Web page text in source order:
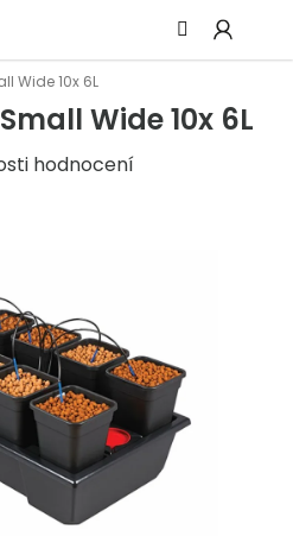
Wide 10x 6L
Wide 10x 6L
hodnocení